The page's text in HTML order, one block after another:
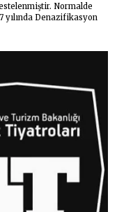
Normalde
yılında Denazifikasyon